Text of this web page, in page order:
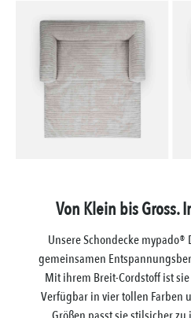
Von Klein bis Gross.
Unsere Schondecke mypado®
gemeinsamen
Mit ihrem Breit-Cordstoff ist
Verfügbar in vier tollen Farben